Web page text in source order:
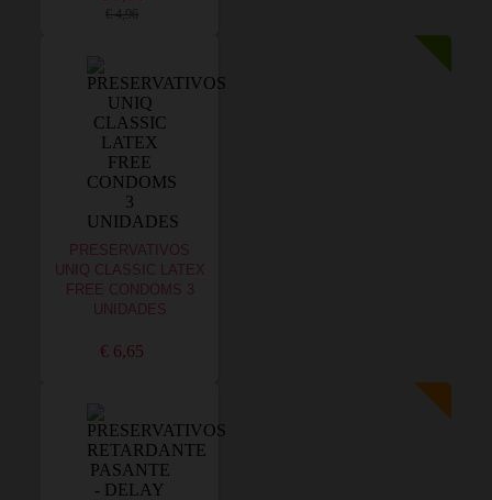
€ 4,96
PRESERVATIVOS
UNIQ CLASSIC LATEX
FREE CONDOMS 3
UNIDADES
€ 6,65